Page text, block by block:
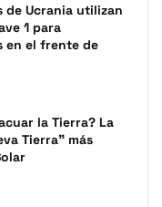
de Ucrania utilizan
1 para
en el frente de
la Tierra? La
Tierra” más